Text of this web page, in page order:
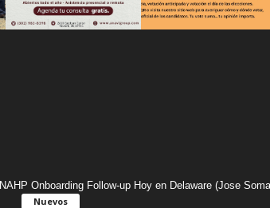
NAHP Onboarding Follow-up Hoy en Delaware (Jose
Nuevos